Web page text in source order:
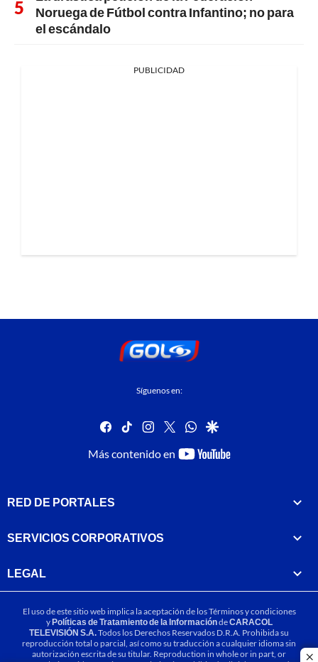
Noruega de Fútbol contra Infantino; no para
el escándalo
PUBLICIDAD
Síguenos en:
facebook
tiktok instagram
twitterwhatsapp
google
Más contenido en
youtube-
RED DE PORTALES
SERVICIOS CORPORATIVOS
LEGAL
El uso de este sitio web implica la aceptación de losTérminos y condiciones
yPolíticas de Tratamiento de la InformacióndeCARACOL
TELEVISIÓN S.A.Todos los Derechos Reservados D.R.A. Prohibida su
reproducción total o parcial, así como su traducción a cualquier idioma sin
autorización escrita de su titular. Reproduction in whole or in part, or